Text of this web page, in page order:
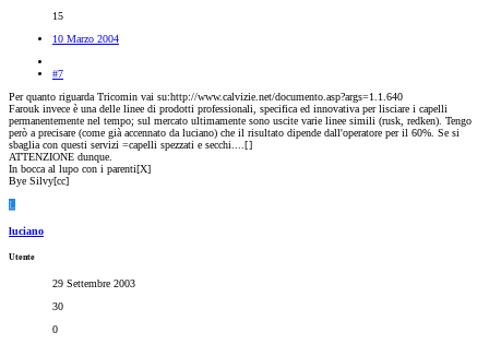
15
10 Marzo 2004
#7
Per quanto riguarda Tricomin vai su:http://www.calvizie.net/documento.asp?args=1.1.640
Farouk invece è una delle linee di prodotti professionali, specifica ed innovativa per lisciare i capelli
permanentemente nel tempo; sul mercato ultimamente sono uscite varie linee simili (rusk, redken). Tengo
però a precisare (come già accennato da luciano) che il risultato dipende dall'operatore per il 60%. Se si
sbaglia con questi servizi =capelli spezzati e secchi....[]
ATTENZIONE dunque.
In bocca al lupo con i parenti[X]
Bye Silvy[cc]
L
luciano
Utente
29 Settembre 2003
30
0